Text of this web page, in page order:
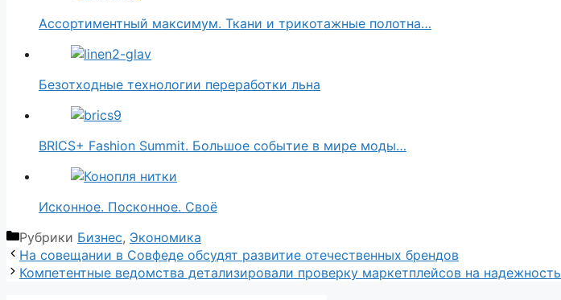
Ассортиментный максимум. Ткани и трикотажные полотна…
Безотходные технологии переработки льна
BRICS+ Fashion Summit. Большое событие в мире моды…
Исконное. Посконное. Своё
Рубрики Бизнес, Экономика
На совещании в Совфеде обсудят развитие отечественных брендов
Компетентные ведомства детализировали проверку маркетплейсов на надежность